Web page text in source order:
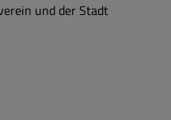
und der Stadt